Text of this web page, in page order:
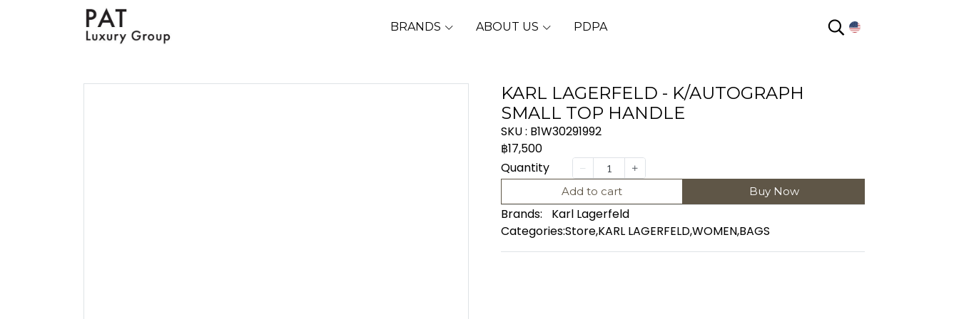
BRANDS ABOUT US PDPA
KARL LAGERFELD - K/AUTOGRAPH
SMALL TOP HANDLE
SKU : B1W30291992
฿17,500
Quantity
Add to cart Buy Now
Brands:
Karl Lagerfeld
Categories:Store,KARL LAGERFELD,WOMEN,BAGS